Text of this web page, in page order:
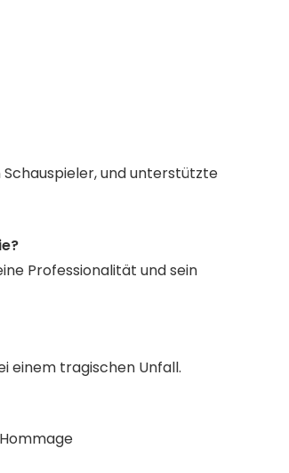
und unterstützte
Professionalität und sein
einem tragischen Unfall.